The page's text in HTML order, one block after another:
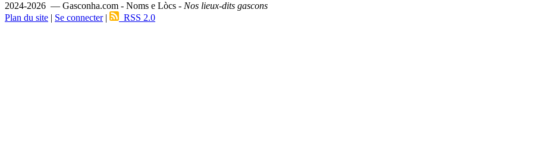
2024-2026 — Gasconha.com - Noms e Lòcs - Nos lieux-dits gascons
Plan du site | Se connecter| RSS 2.0